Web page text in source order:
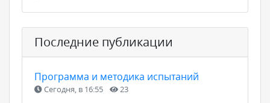
Последние публикации
Программа и методика испытаний
Сегодня, в 16:55 23